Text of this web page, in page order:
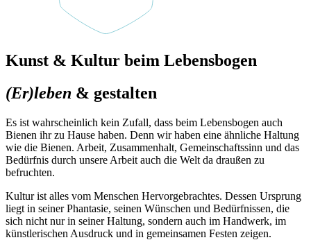
Kunst & Kultur beim Lebensbogen
(Er)leben & gestalten
Es ist wahrscheinlich kein Zufall, dass beim Lebensbogen auch
Bienen ihr zu Hause haben. Denn wir haben eine ähnliche Haltung
wie die Bienen. Arbeit, Zusammenhalt, Gemeinschaftssinn und das
Bedürfnis durch unsere Arbeit auch die Welt da draußen zu
befruchten.
Kultur ist alles vom Menschen Hervorgebrachtes. Dessen Ursprung
liegt in seiner Phantasie, seinen Wünschen und Bedürfnissen, die
sich nicht nur in seiner Haltung, sondern auch im Handwerk, im
künstlerischen Ausdruck und in gemeinsamen Festen zeigen.